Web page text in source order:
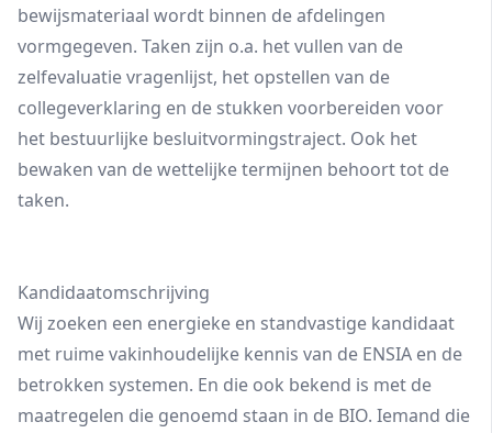
bewijsmateriaal wordt binnen de afdelingen
vormgegeven. Taken zijn o.a. het vullen van de
zelfevaluatie vragenlijst, het opstellen van de
collegeverklaring en de stukken voorbereiden voor
het bestuurlijke besluitvormingstraject. Ook het
bewaken van de wettelijke termijnen behoort tot de
taken.
Kandidaatomschrijving
Wij zoeken een energieke en standvastige kandidaat
met ruime vakinhoudelijke kennis van de ENSIA en de
betrokken systemen. En die ook bekend is met de
maatregelen die genoemd staan in de BIO. Iemand die